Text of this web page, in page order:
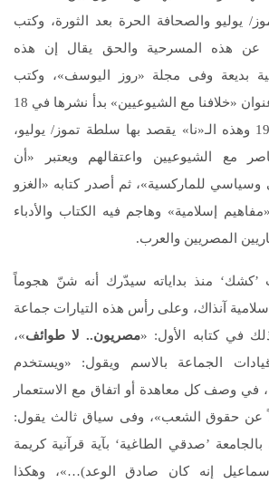
يوليو والصحافة الحرة بعد الثورة، وكتب
عن هذه المسرحية والحق يقال إن هذه
بديعة وفى مجلة «روز اليوسف»، وكتب
سلسلة مقالات تحت عنوان «خلافنا مع الشيوعيين» بدأ نشرها في 18
حزيران/ يونيو عام 1962 وهذه الـ«نا» يقصد بها سلطة تموز/ يوليو،
مع الشيوعيين واعتقالهم ويعتبر «أن
وسياسي للماركسية»، ثم أصدر كتابه «الغزو
إسلامية» وهاجم فيه الكتاب والأدباء
المصريين والعرب.
’كشك‘ منذ بداياته سيدّرك أنه شنّ هجوماً
آنذاك، وعلى رأس هذه التيارات جماعة
في كتابه الأول: «مصريون.. لا طوائف»،
قيادات الجماعة بالاسم ويقول: «ويستخدم
في وصف كل معاهدة أو اتفاق مع الاستعمار
عن حقوق الشعب»، وفى سياق ثالث يقول:
’صدقي الطاغية‘ بآية قرآنية كريمة
إنه كان صادق الوعد)…»، وهكذا